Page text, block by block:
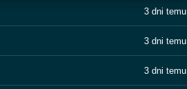
3 dni temu
3 dni temu
3 dni temu